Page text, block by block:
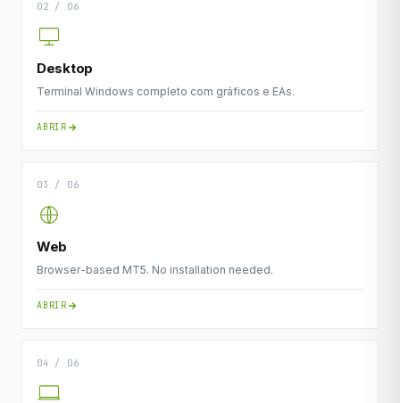
02 / 06
Desktop
Terminal Windows completo com gráficos e EAs.
ABRIR
03 / 06
Web
Browser-based MT5. No installation needed.
ABRIR
04 / 06